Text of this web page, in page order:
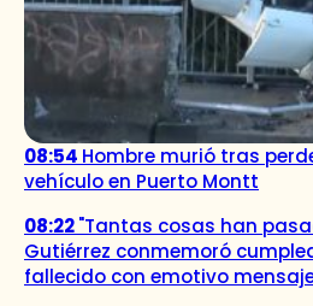
08:54 Hombre murió tras
vehículo en Puerto Montt
08:22"Tantas cosas han
Gutiérrez conmemoró
fallecido con emotivo